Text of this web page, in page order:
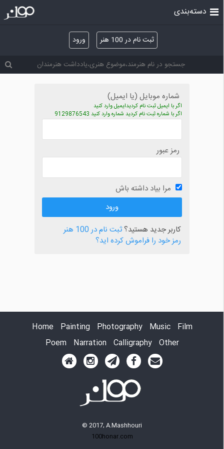
ثبت نام در 100 هنر ورود
دسته‌بندی
شماره موبایل (یا ایمیل)
اگر با ایمیل ثبت نام کردیدایمیل وارد کنید
اگر با شماره ثبت نام کردید شماره وارد کنید 9129876543
رمز عبور
مرا بیاد داشته باش
کاربر جدید هستید؟ثبت نام در 100 هنر
رمز خود را فراموش کرده اید؟
Home Painting Photography Music
Film
Poem
Narration Calligraphy Other
© 2017, A.Mashhouri
100honar.com